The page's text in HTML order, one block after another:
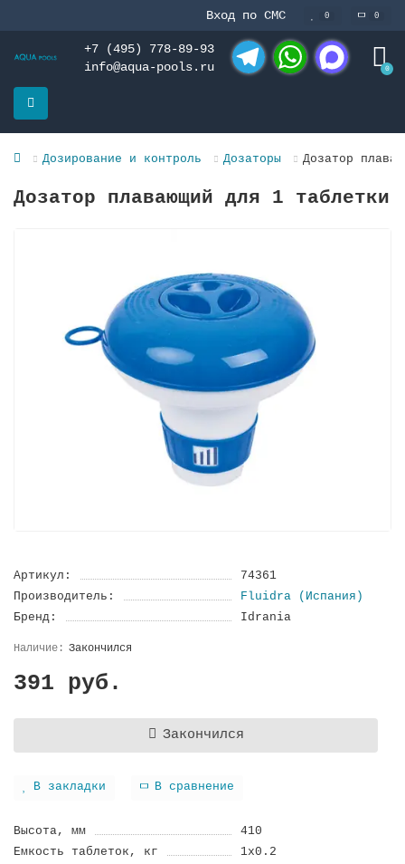
Вход по СМС 0 0
+7 (495) 778-89-93
info@aqua-pools.ru
0
Дозирование и контроль Дозаторы Дозатор
Дозатор плавающий для 1 тaблeтки
Артикул:
74361
Производитель:
Fluidra (Испания)
Бренд:
Idrania
Закончился
391 руб.
Закончился
В закладки В сравнение
Высота, мм
410
Емкость таблеток, кг
1x0.2